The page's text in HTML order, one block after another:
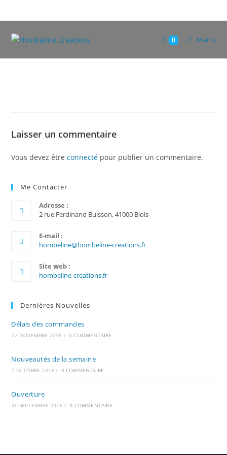
to
content
0 Menu
Laisser un commentaire
Vous devez êtreconnecté pour publier un commentaire.
Me Contacter
Adresse :
2 rue Ferdinand Buisson, 41000 Blois
E-mail :
hombeline@hombeline-creations.frS’ouvre
Site web :
hombeline-creations.fr
Dernières Nouvelles
Délais des commandes
22 NOVEMBRE 2018 / 0 COMMENTAIRE
Nouveautés de la semaine
7 OCTOBRE 2018 / 0 COMMENTAIRE
Ouverture
30 SEPTEMBRE 2018 / 0 COMMENTAIRE